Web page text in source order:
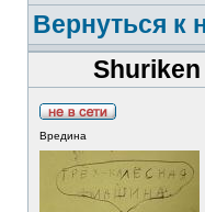
Вернуться к
Shuriken
Вредина